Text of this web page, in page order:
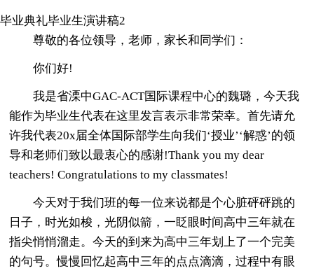
毕业典礼毕业生演讲稿2
尊敬的各位领导，老师，家长和同学们：
你们好!
我是省溧中GAC-ACT国际课程中心的魏璐，今天我
能作为毕业生代表在这里发言表示非常荣幸。首先请允
许我代表20x届全体国际部学生向我们‘授业’‘解惑’的领
导和老师们致以最衷心的感谢!Thank you my dear
teachers! Congratulations to my classmates!
今天对于我们班的每一位来说都是个心脏砰砰跳的
日子，时光如梭，光阴似箭，一眨眼时间高中三年就在
指尖悄悄溜走。今天的到来为高中三年划上了一个完美
的句号。慢慢回忆起高中三年的点点滴滴，过程中有眼